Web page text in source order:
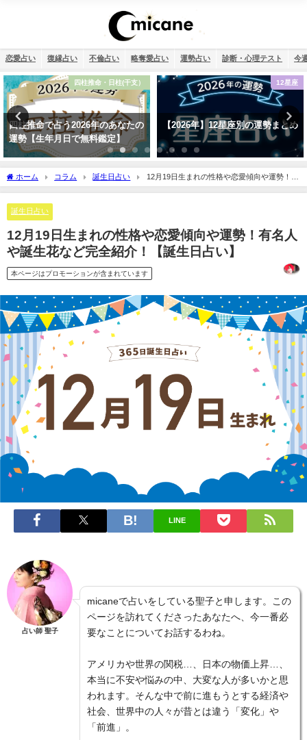
恋愛占い 復縁占い 不倫占い 略奪愛占い 運勢占い 診断・心理テスト 今
12星座
【2026年】12星座別の運勢まとめ
不倫
相性占い・既婚者なのに片思い…
この恋愛は上手くいく？諦めるべ
き？
ホーム コラム 誕生日占い
12月19日生まれの性格や恋愛傾向や運勢！有
名人や誕生花など完全紹介！【誕生日占い】
誕生日占い
12月19日生まれの性格や恋愛傾向や運勢！有名人
や誕生花など完全紹介！【誕生日占い】
本ページはプロモーションが含まれています
LINE
占い師 聖子
micaneで占いをしている聖子と申します。この
ページを訪れてくださったあなたへ、今一番必
要なことについてお話するわね。
アメリカや世界の関税…、日本の物価上昇…、
本当に不安や悩みの中、大変な人が多いかと思
われます。そんな中で前に進もうとする経済や
社会、世界中の人々が昔とは違う「変化」や
「前進」。